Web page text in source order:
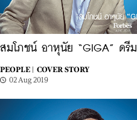
สมโภชน์ อาหุนัย “GIGA” ดรีม
PEOPLE |
COVER STORY
02 Aug 2019